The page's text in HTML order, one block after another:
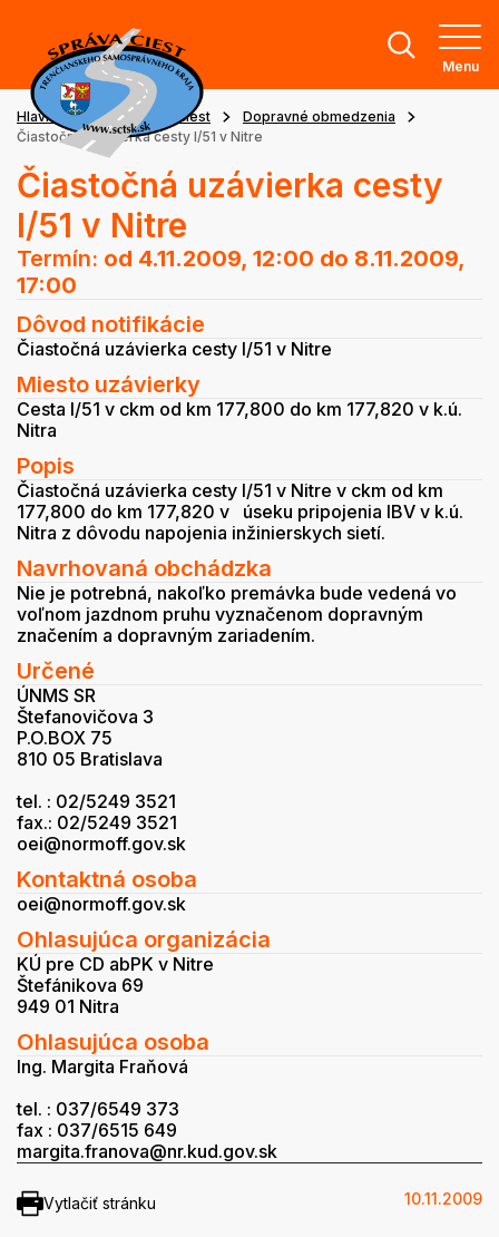
Menu
Hlavná stránka Stav ciest
Dopravné obmedzenia
Čiastočná uzávierka cesty I/51 v Nitre
Čiastočná uzávierka cesty
I/51 v Nitre
Termín: od 4.11.2009, 12:00 do 8.11.2009,
17:00
Dôvod notifikácie
Čiastočná uzávierka cesty I/51 v Nitre
Miesto uzávierky
Cesta I/51 v ckm od km 177,800 do km 177,820 v k.ú.
Nitra
Popis
Čiastočná uzávierka cesty I/51 v Nitre v ckm od km
177,800 do km 177,820 v úseku pripojenia IBV v k.ú.
Nitra z dôvodu napojenia inžinierskych sietí.
Navrhovaná obchádzka
Nie je potrebná, nakoľko premávka bude vedená vo
voľnom jazdnom pruhu vyznačenom dopravným
značením a dopravným zariadením.
Určené
ÚNMS SR
Štefanovičova 3
P.O.BOX 75
810 05 Bratislava
tel. : 02/5249 3521
fax.: 02/5249 3521
oei@normoff.gov.sk
Kontaktná osoba
oei@normoff.gov.sk
Ohlasujúca organizácia
KÚ pre CD abPK v Nitre
Štefánikova 69
949 01 Nitra
Ohlasujúca osoba
Ing. Margita Fraňová
tel. : 037/6549 373
fax : 037/6515 649
margita.franova@nr.kud.gov.sk
Vytlačiť stránku 10.11.2009